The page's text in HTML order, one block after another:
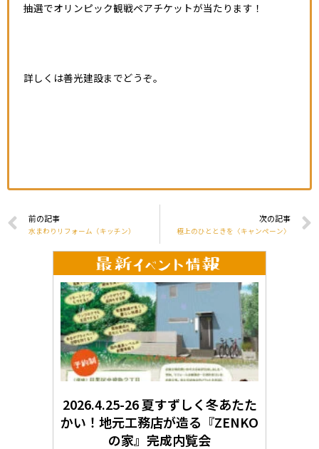
抽選でオリンピック観戦ペアチケットが当たります！
詳しくは善光建設までどうぞ。
前の記事
水まわりリフォーム（キッチン）
次の記事
極上のひとときを〈キャンペーン〉
2026.4.25-26 夏すずしく冬あたた
かい！地元工務店が造る『ZENKO
の家』完成内覧会